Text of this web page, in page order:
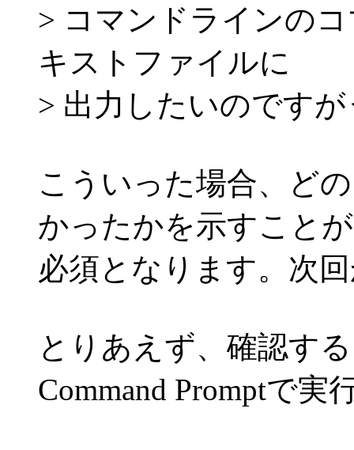
> コマンドラインの
キストファイルに
> 出力したいのです
こういった場合、ど
かったかを示すことが
必須となります。次
とりあえず、確認す
Command Promptで